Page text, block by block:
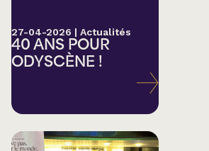
27-04-2026 | Actualités
40 ANS POUR
ODYSCÈNE !